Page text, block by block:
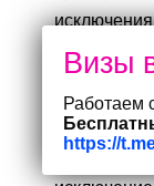
условия
были
MVBEO
Работаем
https://